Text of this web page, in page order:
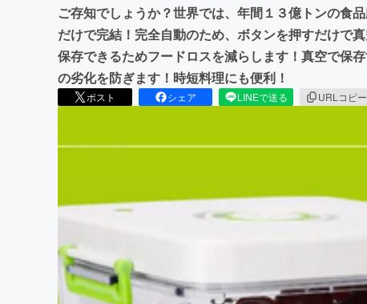
ご存知でしょうか？世界では、年間１３億トンの食
だけで完結！完全自動のため、ボタンを押すだけで
保存できるためフードロスを減らします！真空で保
の劣化を防ぎます！時短料理にも便利！
ポスト シェア LINEで送る URLコピー